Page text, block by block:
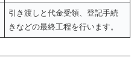
引き渡しと代金受領、登記手続
きなどの最終工程を行います。